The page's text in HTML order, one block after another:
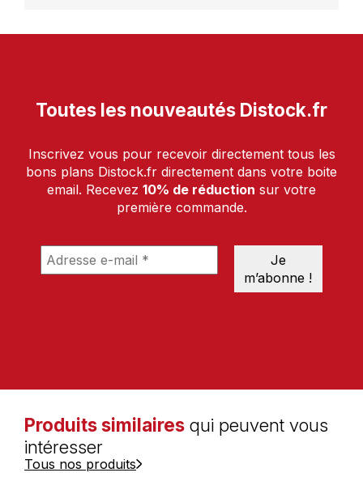
Toutes les nouveautés Distock.fr
Inscrivez vous pour recevoir directement tous les
bons plans Distock.fr directement dans votre boite
email. Recevez 10% de réduction sur votre
première commande.
Produits similaires qui peuvent vous
intéresser
Tous nos produits